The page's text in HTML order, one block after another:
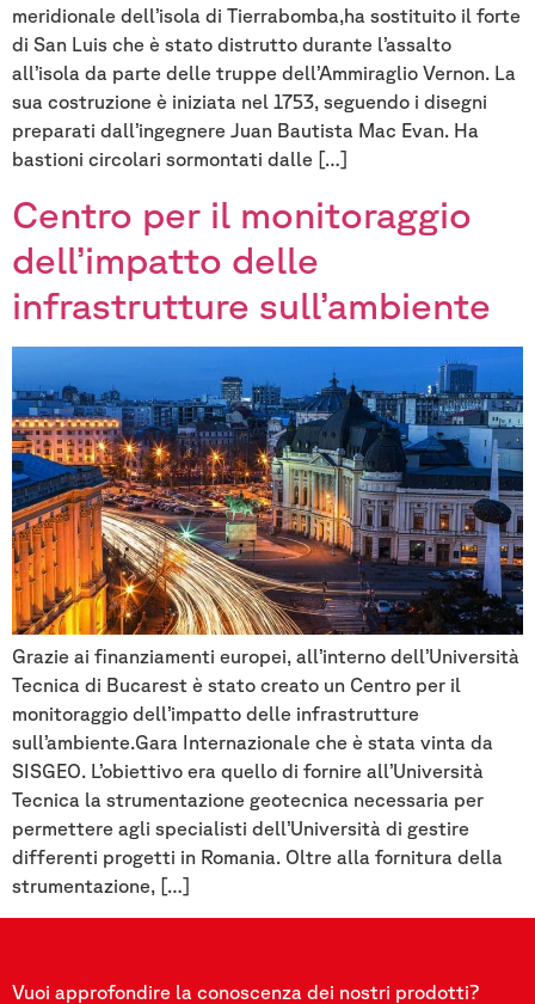
meridionale dell’isola di Tierrabomba,ha sostituito il forte
di San Luis che è stato distrutto durante l’assalto
all’isola da parte delle truppe dell’Ammiraglio Vernon. La
sua costruzione è iniziata nel 1753, seguendo i disegni
preparati dall’ingegnere Juan Bautista Mac Evan. Ha
bastioni circolari sormontati dalle […]
Centro per il monitoraggio
dell’impatto delle
infrastrutture sull’ambiente
Grazie ai finanziamenti europei, all’interno dell’Università
Tecnica di Bucarest è stato creato un Centro per il
monitoraggio dell’impatto delle infrastrutture
sull’ambiente.Gara Internazionale che è stata vinta da
SISGEO. L’obiettivo era quello di fornire all’Università
Tecnica la strumentazione geotecnica necessaria per
permettere agli specialisti dell’Università di gestire
differenti progetti in Romania. Oltre alla fornitura della
strumentazione, […]
Vuoi approfondire la conoscenza dei nostri prodotti?